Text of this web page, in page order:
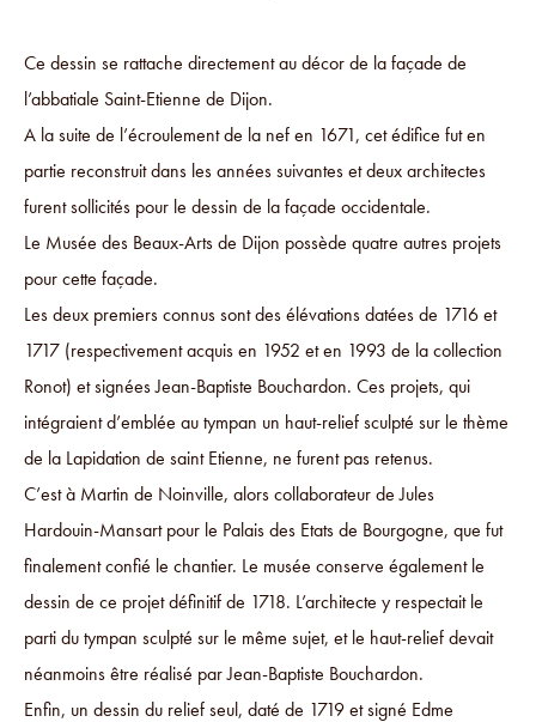
Ce dessin se rattache directement au décor de la façade de
l’abbatiale Saint-Etienne de Dijon.
A la suite de l’écroulement de la nef en 1671, cet édifice fut en
partie reconstruit dans les années suivantes et deux architectes
furent sollicités pour le dessin de la façade occidentale.
Le Musée des Beaux-Arts de Dijon possède quatre autres projets
pour cette façade.
Les deux premiers connus sont des élévations datées de 1716 et
1717 (respectivement acquis en 1952 et en 1993 de la collection
Ronot) et signées Jean-Baptiste Bouchardon. Ces projets, qui
intégraient d’emblée au tympan un haut-relief sculpté sur le thème
de la Lapidation de saint Etienne, ne furent pas retenus.
C’est à Martin de Noinville, alors collaborateur de Jules
Hardouin-Mansart pour le Palais des Etats de Bourgogne, que fut
finalement confié le chantier. Le musée conserve également le
dessin de ce projet définitif de 1718. L’architecte y respectait le
parti du tympan sculpté sur le même sujet, et le haut-relief devait
néanmoins être réalisé par Jean-Baptiste Bouchardon.
Enfin, un dessin du relief seul, daté de 1719 et signé Edme